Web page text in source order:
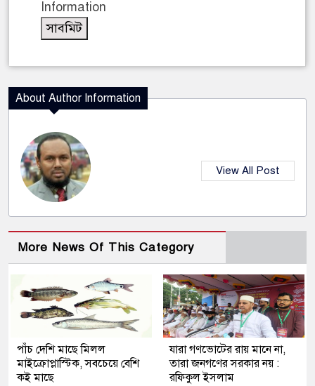
Information
About Author Information
View All Post
More News Of This Category
পাঁচ দেশি মাছে মিলল
মাইক্রোপ্লাস্টিক, সবচেয়ে বেশি
কই মাছে
যারা গণভোটের রায় মানে না,
তারা জনগণের সরকার নয় :
রফিকুল ইসলাম